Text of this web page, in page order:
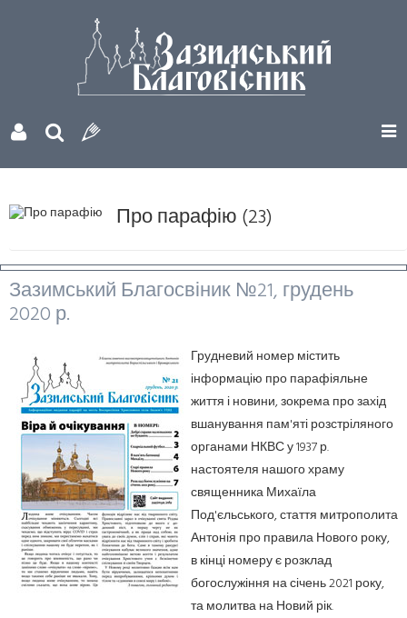
Про парафію (23)
Зазимський Благосвіник №21, грудень
2020 р.
Грудневий номер містить
інформацію про парафіяльне
життя і новини, зокрема про захід
вшанування пам'яті розстріляного
органами НКВС у 1937 р.
настоятеля нашого храму
священника Михаїла
Под'єльського, стаття митрополита
Антонія про правила Нового року,
в кінці номеру є розклад
богослужіння на січень 2021 року,
та молитва на Новий рік.